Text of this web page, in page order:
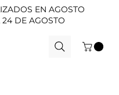
EN AGOSTO
DE AGOSTO